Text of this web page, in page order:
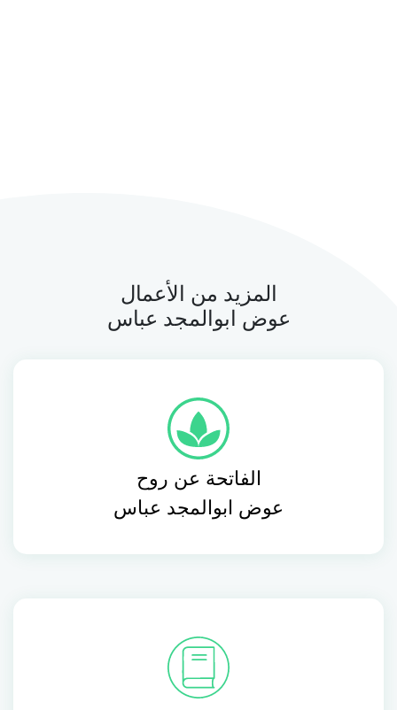
المزيد من الأعمال
عوض ابوالمجد عباس
الفاتحة عن روح
عوض ابوالمجد عباس